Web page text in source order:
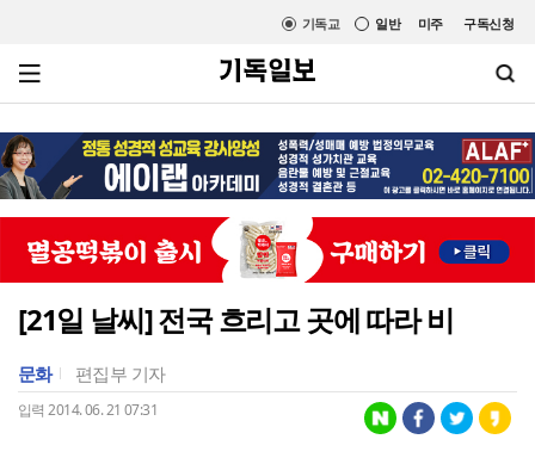
미주 구독신청
일반
기독교
[21일 날씨] 전국 흐리고 곳에 따라 비
문화 편집부 기자
입력 2014. 06. 21 07:31